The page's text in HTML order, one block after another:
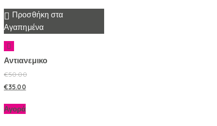
Προσθήκη στα
Αγαπημένα
Αντιανεμικο
€50.00
€35.00
Αγορά